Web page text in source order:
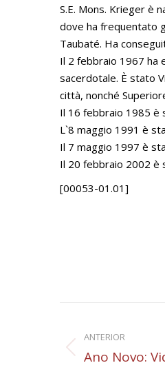
S.E. Mons. Krieger è
dove ha frequentato
Taubaté. Ha
Il 2 febbraio 1967 ha
sacerdotale. È stato
città, nonché
Il 16 febbraio 1985 è
L`8 maggio 1991 è
Il 7 maggio 1997 è
Il 20 febbraio 2002 è
[00053-01.01]
deANTERIOR
Post
Ano Novo: